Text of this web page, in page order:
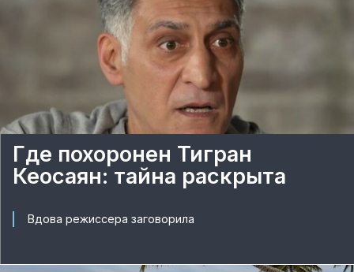
Где похоронен Тигран
Кеосаян: тайна раскрыта
Вдова режиссера заговорила